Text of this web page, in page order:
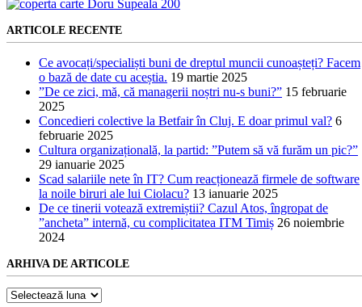
ARTICOLE RECENTE
Ce avocați/specialiști buni de dreptul muncii cunoașteți? Facem
o bază de date cu aceștia. 19 martie 2025
”De ce zici, mă, că managerii noștri nu-s buni?” 15 februarie
2025
Concedieri colective la Betfair în Cluj. E doar primul val? 6
februarie 2025
Cultura organizațională, la partid: ”Putem să vă furăm un pic?”
29 ianuarie 2025
Scad salariile nete în IT? Cum reacționează firmele de software
la noile biruri ale lui Ciolacu? 13 ianuarie 2025
De ce tinerii votează extremiștii? Cazul Atos, îngropat de
”ancheta” internă, cu complicitatea ITM Timiș 26 noiembrie
2024
ARHIVA DE ARTICOLE
Arhiva